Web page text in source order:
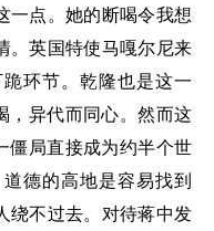
一点。她的断喝令我想
。英国特使马嘎尔尼来
环节。乾隆也是这一
，异代而同心。然而这
僵局直接成为约半个世
德的高地是容易找到
绕不过去。对待蒋中发